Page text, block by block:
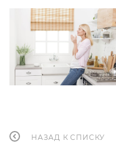
НАЗАД К СПИСКУ